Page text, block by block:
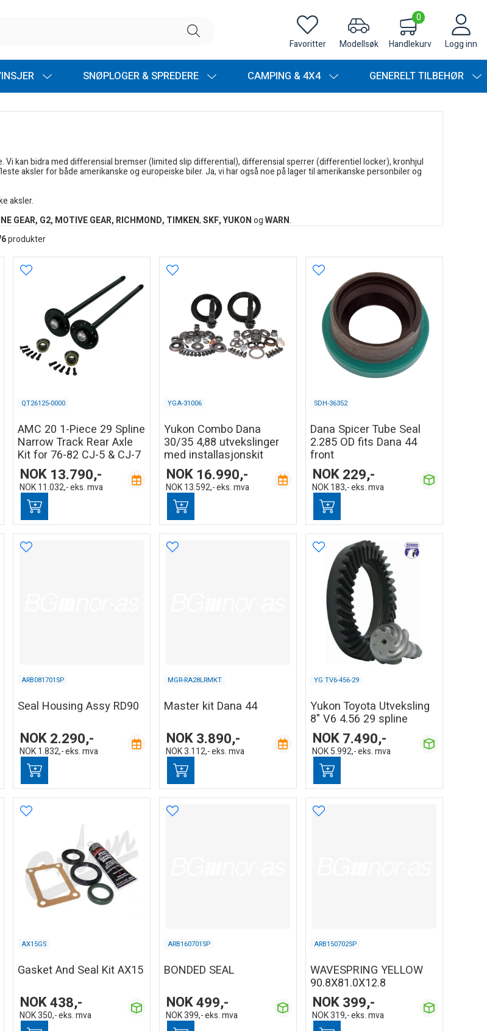
Favoritter Modellsøk
0
Handlekurv Logg inn
SNØPLOGER & SPREDERE CAMPING & 4X4 GENERELT TILBEHØR
kan bidra med differensial bremser (limited slip differential), differensial sperrer (differentiel locker), kronhjul
aksler for både amerikanske og europeiske biler. Ja, vi har også noe på lager til amerikanske personbiler og
aksler.
GEAR, G2, MOTIVE GEAR, RICHMOND, TIMKEN,SKF, YUKONogWARN.
produkter
QT26125-0000
AMC 20 1-Piece 29 Spline
Narrow Track Rear Axle
Kit for 76-82 CJ-5 & CJ-7
NOK 13.790,-
NOK 11.032,-eks. mva
YGA-31006
Yukon Combo Dana
30/35 4,88 utvekslinger
med installasjonskit
NOK 16.990,-
NOK 13.592,-eks. mva
SDH-36352
Dana Spicer Tube Seal
2.285 OD fits Dana 44
front
NOK229,-
NOK 183,-eks. mva
ARB081701SP
Seal Housing Assy RD90
NOK2.290,-
NOK 1.832,-eks. mva
MGR-RA28LRMKT
Master kit Dana 44
NOK3.890,-
NOK3.112,-eks. mva
YG TV6-456-29
Yukon Toyota Utveksling
8" V6 4.56 29 spline
NOK7.490,-
NOK 5.992,-eks. mva
AX15GS
Gasket And Seal Kit AX15
NOK438,-
NOK350,-eks. mva
ARB160701SP
BONDED SEAL
NOK499,-
NOK399,-eks. mva
ARB150702SP
WAVESPRING YELLOW
90.8X81.0X12.8
NOK399,-
NOK319,-eks. mva